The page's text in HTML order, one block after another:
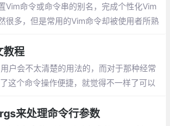
Vim命令或命令串的别名，完成个性化Vim
很多，但是常用的Vim命令却被使用者所熟
所选择的文本范围。
教程
户会不太清楚的用法的，而对于那种经常
这个命令操作便捷，就觉得不一样了可以
到网络问题时，可以试试小编分享的方法
来处理命令行参数